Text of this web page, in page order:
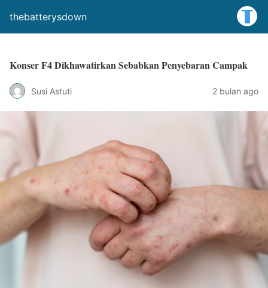
thebatterysdown
Konser F4 Dikhawatirkan Sebabkan Penyebaran Campak
Susi Astuti 2 bulan ago